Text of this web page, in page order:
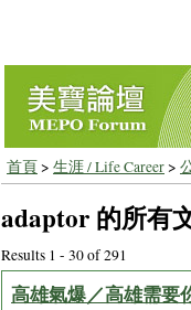
首頁> 生涯 / Life Career>
adaptor 的所有
Results 1 - 30 of 291
高雄氣爆／高雄需要